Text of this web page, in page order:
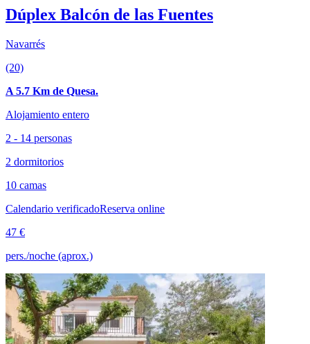
Dúplex Balcón de las Fuentes
Navarrés
(20)
A 5.7 Km de Quesa.
Alojamiento entero
2 - 14 personas
2 dormitorios
10 camas
Calendario verificadoReserva online
47 €
pers./noche (aprox.)